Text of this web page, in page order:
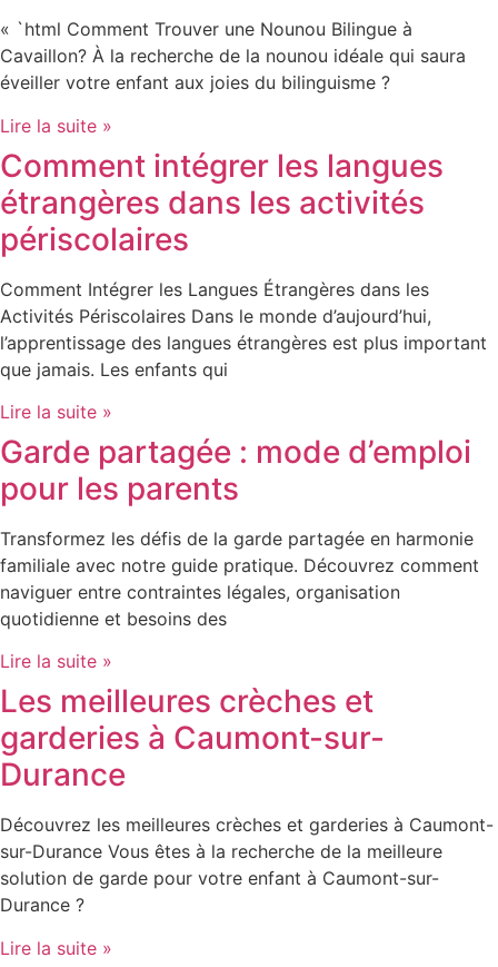
« `html Comment Trouver une Nounou Bilingue à
Cavaillon? À la recherche de la nounou idéale qui saura
éveiller votre enfant aux joies du bilinguisme ?
Lire la suite »
Comment intégrer les langues
étrangères dans les activités
périscolaires
Comment Intégrer les Langues Étrangères dans les
Activités Périscolaires Dans le monde d’aujourd’hui,
l’apprentissage des langues étrangères est plus important
que jamais. Les enfants qui
Lire la suite »
Garde partagée : mode d’emploi
pour les parents
Transformez les défis de la garde partagée en harmonie
familiale avec notre guide pratique. Découvrez comment
naviguer entre contraintes légales, organisation
quotidienne et besoins des
Lire la suite »
Les meilleures crèches et
garderies à Caumont-sur-
Durance
Découvrez les meilleures crèches et garderies à Caumont-
sur-Durance Vous êtes à la recherche de la meilleure
solution de garde pour votre enfant à Caumont-sur-
Durance ?
Lire la suite »